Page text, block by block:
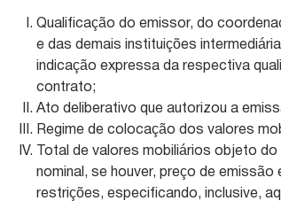
Qualificação do emissor, do
e das demais instituições
indicação expressa da respectiva
contrato;
Ato deliberativo que autorizou a
Regime de colocação dos valores
Total de valores mobiliários objeto
nominal, se houver, preço de
restrições, especificando, inclusive,